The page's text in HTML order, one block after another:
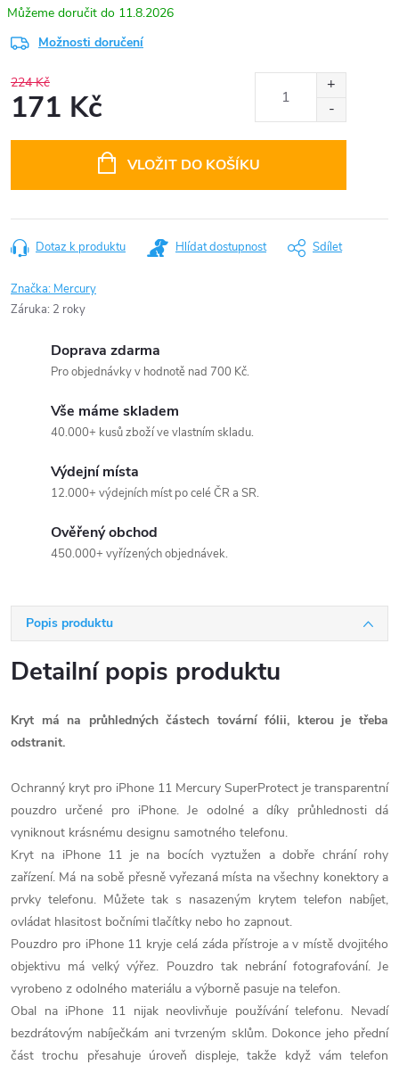
11.8.2026
Možnosti doručení
224 Kč
171 Kč
VLOŽIT DO KOŠÍKU
Dotaz k produktu Hlídat dostupnost Sdílet
Značka: Mercury
Záruka: 2 roky
Doprava zdarma
Pro objednávky v hodnotě nad 700 Kč.
Vše máme skladem
40.000+ kusů zboží ve vlastním skladu.
Výdejní místa
12.000+ výdejních míst po celé ČR a SR.
Ověřený obchod
450.000+ vyřízených objednávek.
Popis produktu
Detailní popis produktu
Kryt má na průhledných částech tovární fólii, kterou je třeba
odstranit.
Ochranný kryt pro iPhone 11 Mercury SuperProtect je transparentní
pouzdro určené pro iPhone. Je odolné a díky průhlednosti dá
vyniknout krásnému designu samotného telefonu.
Kryt na iPhone 11 je na bocích vyztužen a dobře chrání rohy
zařízení. Má na sobě přesně vyřezaná místa na všechny konektory a
prvky telefonu. Můžete tak s nasazeným krytem telefon nabíjet,
ovládat hlasitost bočními tlačítky nebo ho zapnout.
Pouzdro pro iPhone 11 kryje celá záda přístroje a v místě dvojitého
objektivu má velký výřez. Pouzdro tak nebrání fotografování. Je
vyrobeno z odolného materiálu a výborně pasuje na telefon.
Obal na iPhone 11 nijak neovlivňuje používání telefonu. Nevadí
bezdrátovým nabíječkám ani tvrzeným sklům. Dokonce jeho přední
část trochu přesahuje úroveň displeje, takže když vám telefon